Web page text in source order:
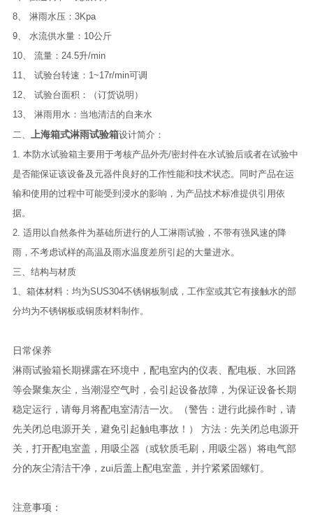
8、 淋雨水压：3Kpa
9、 水流供水量：10公斤
10、 流量：24.5升/min
11、 试验台转速：1~17r/min可调
12、 试验台面积：（订货说明）
13、 淋雨用水：当地清洁的自来水
二、
上海箱式淋雨试验箱设计简介：
1. 本防水试验箱主要用于考核产品外壳/密封件在水试验后或者在试验中
是否能保证该设备及元器件良好的工作性能和技术状态。同时产品在运
输和使用的过程中可能受到浸水的影响，为产品技术标准提供引用依
据。
2. 适用以自然条件为基础所进行的人工淋雨试验，不带有强风速的降
雨，不考虑试样的高温及雨水温度差所引起的大量进水。
三、 结构与材质
1、箱体材料：均为SUS304不锈钢板制成，工作室或其它有接触水的部
分均为不锈钢板或铜质材料制作。
日常保养
淋雨试验箱长期裸露在环境中，配电室内的仪表、配电板、水回路
等会聚集灰尘，当潮湿空气时，会引起设备故障，为保证设备长期
稳定运行，请每月将配电室清洁一次。（警告：进行此操作时，请
先关闭总电源开关，避免引起触电事故！） 方法：先关闭总电源开
关，打开配电室盖，用吸尘器（或软质毛刷，用吸尘器）将电气部
分的灰尘清洁干净，zui后盖上配电室盖，并拧紧紧固螺钉。
注意事项：